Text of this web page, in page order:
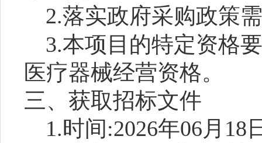
2.落实政府采购政策
3.本项目的特定资格
医疗器械经营资格。
三、获取招标文件
1.时间:2026年06月18